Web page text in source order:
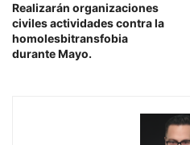
Realizarán organizaciones
civiles actividades contra la
homolesbitransfobia
durante Mayo.